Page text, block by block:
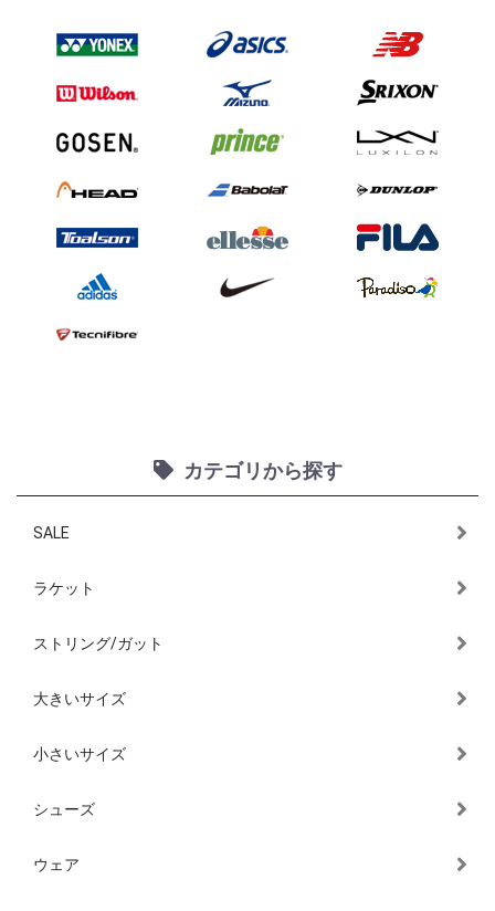
カテゴリから探す
SALE
ラケット
ストリング/ガット
大きいサイズ
小さいサイズ
シューズ
ウェア